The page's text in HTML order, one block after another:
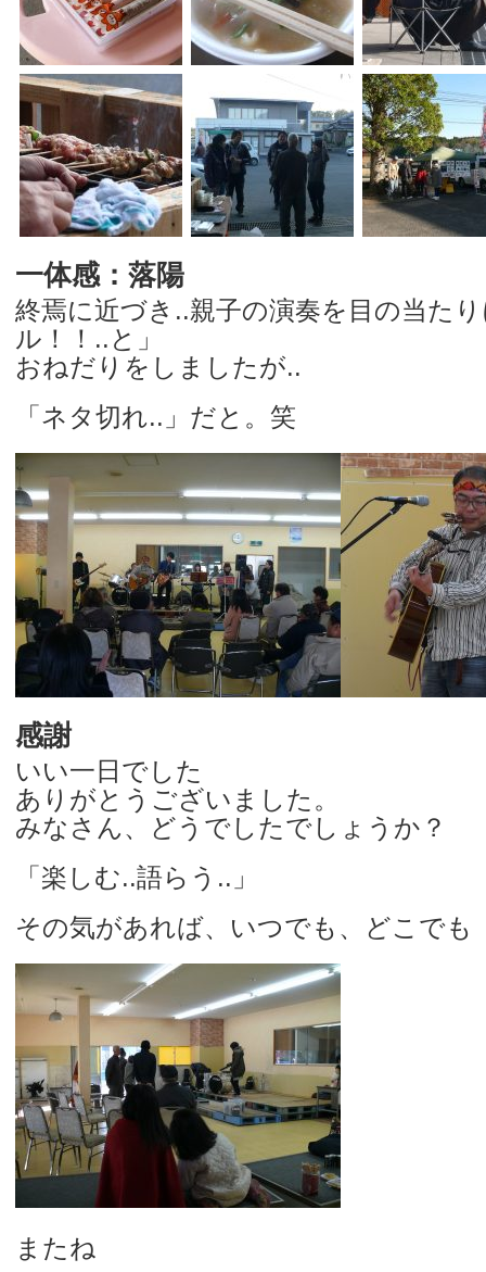
一体感：落陽
終焉に近づき..親子の演奏を目の当た
ル！！..と」
おねだりをしましたが..
「ネタ切れ..」だと。笑
感謝
いい一日でした
ありがとうございました。
みなさん、どうでしたでしょうか？
「楽しむ..語らう..」
その気があれば、いつでも、どこでも
またね